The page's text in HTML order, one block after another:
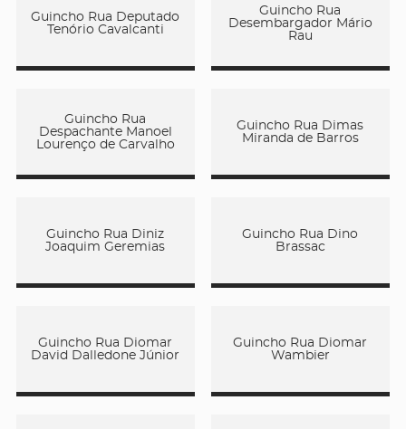
Guincho Rua Deputado
Tenório Cavalcanti
Guincho Rua
Desembargador Mário
Rau
Guincho Rua
Despachante Manoel
Lourenço de Carvalho
Guincho Rua Dimas
Miranda de Barros
Guincho Rua Diniz
Joaquim Geremias
Guincho Rua Dino
Brassac
Guincho Rua Diomar
David Dalledone Júnior
Guincho Rua Diomar
Wambier